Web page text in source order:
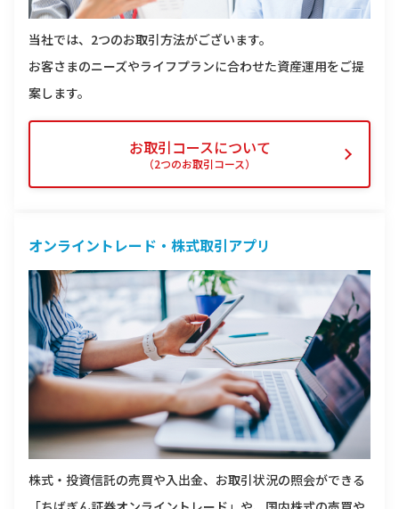
当社では、2つのお取引方法がございます。
お客さまのニーズやライフプランに合わせた資産運用をご提
案します。
お取引コースについて
（2つのお取引コース）
オンライントレード・株式取引アプリ
株式・投資信託の売買や入出金、お取引状況の照会ができる